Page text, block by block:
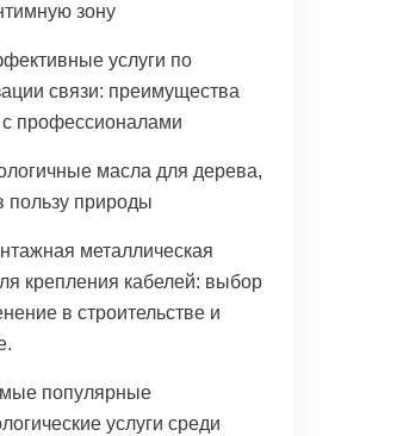
зону
услуги по
связи: преимущества
профессионалами
масла для дерева,
пользу природы
металлическая
крепления кабелей: выбор
в строительстве и
популярные
услуги среди